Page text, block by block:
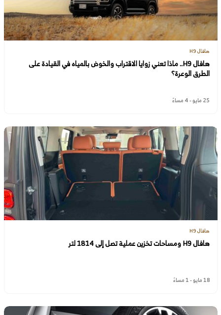
هافال H9
هافال H9.. ماذا تعني زوايا الاقتراب والخوض بالمياه في القيادة على
الطرق الوعرة؟
25 مايو - 4 مساءً
هافال H9
هافال H9 ومساحات تخزين عملية تصل إلى 1814 لتر
18 مايو - 1 مساءً